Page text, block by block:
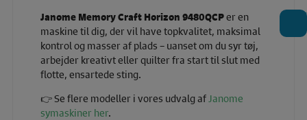
Janome Memory Craft Horizon 9480QCPer en
maskine til dig, der vil have topkvalitet, maksimal
kontrol og masser af plads – uanset om du syr tøj,
arbejder kreativt eller quilter fra start til slut med
flotte, ensartede sting.
👉 Se flere modeller i vores udvalg af Janome
symaskiner her.